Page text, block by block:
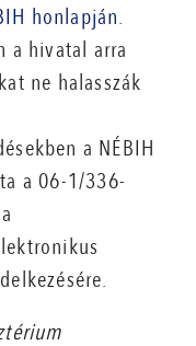
honlapján.
a hivatal arra
ne halasszák
a NÉBIH
a 06-1/336-